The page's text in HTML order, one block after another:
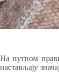
На путном
настављају